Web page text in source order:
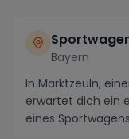
Bayern
In Marktzeuln,
erwartet dich ein
eines